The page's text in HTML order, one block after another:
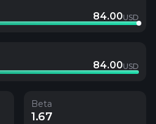
84.00USD
84.00USD
Beta
1.67